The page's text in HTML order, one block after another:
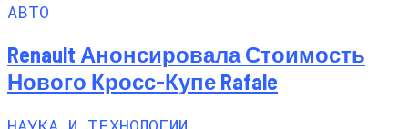
АВТО
Renault Анонсировала Стоимость
Нового Кросс-Купе Rafale